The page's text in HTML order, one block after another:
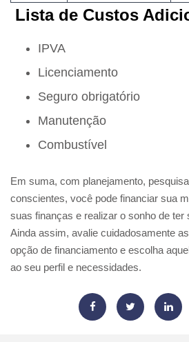
Lista de Custos
IPVA
Licenciamento
Seguro obrigatório
Manutenção
Combustível
Em suma, com planejamento,
conscientes, você pode financiar sua
suas finanças e realizar o sonho de ter
Ainda assim, avalie cuidadosamente
opção de financiamento e escolha
ao seu perfil e necessidades.